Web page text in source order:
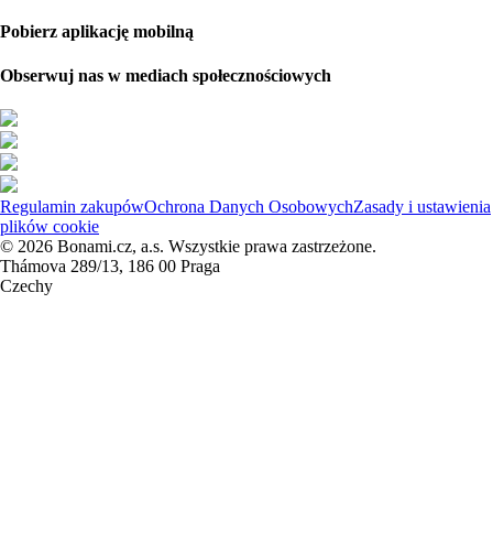
Pobierz aplikację mobilną
Obserwuj nas w mediach społecznościowych
Regulamin zakupówOchrona Danych OsobowychZasady i ustawienia
plików cookie
© 2026 Bonami.cz, a.s. Wszystkie prawa zastrzeżone.
Thámova 289/13, 186 00 Praga
Czechy